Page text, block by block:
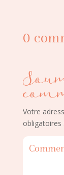
0
Votre
obligatoires